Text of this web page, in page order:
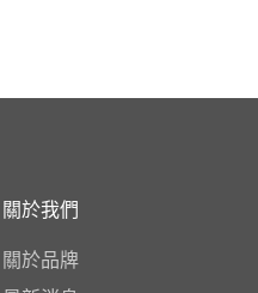
關於我們
關於品牌